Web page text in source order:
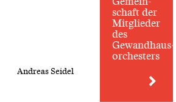
Andreas Seidel
schaft der
Mitglieder
des
Gewandhaus­
orchesters